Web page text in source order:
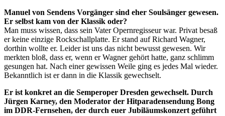
Manuel von Sendens Vorgänger sind eher Soulsänger gewesen.
Er selbst kam von der Klassik oder?
Man muss wissen, dass sein Vater Opernregisseur war. Privat besaß
er keine einzige Rockschallplatte. Er stand auf Richard Wagner,
dorthin wollte er. Leider ist uns das nicht bewusst gewesen. Wir
merkten bloß, dass er, wenn er Wagner gehört hatte, ganz schlimm
gesungen hat. Nach einer gewissen Weile ging es jedes Mal wieder.
Bekanntlich ist er dann in die Klassik gewechselt.
Er ist konkret an die Semperoper Dresden gewechselt. Durch
Jürgen Karney, den Moderator der Hitparadensendung Bong
im DDR-Fernsehen, der durch euer Jubiläumskonzert geführt